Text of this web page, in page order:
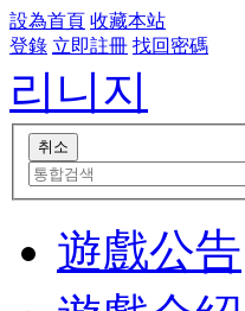
設為首頁 收藏本站
登錄 立即註冊 找回密碼
리니지
遊戲公告